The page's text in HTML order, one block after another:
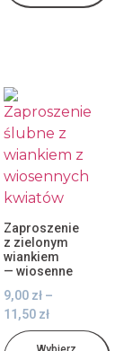
Zaproszenie
z zielonym
wiankiem
— wiosenne
9,00 zł –
11,50 zł